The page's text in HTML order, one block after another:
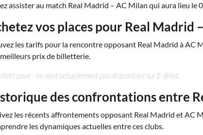
assister au match Real Madrid – AC Milan qui aura lieu
vos places pour Real Madrid
les tarifs pour la rencontre opposant Real Madrid à AC
prix de billetterie.
pour - ne sont actuellement pas disponibles sur E-Billet.
des confrontations entre
les récents affrontements opposant Real Madrid et AC
les dynamiques actuelles entre ces clubs.